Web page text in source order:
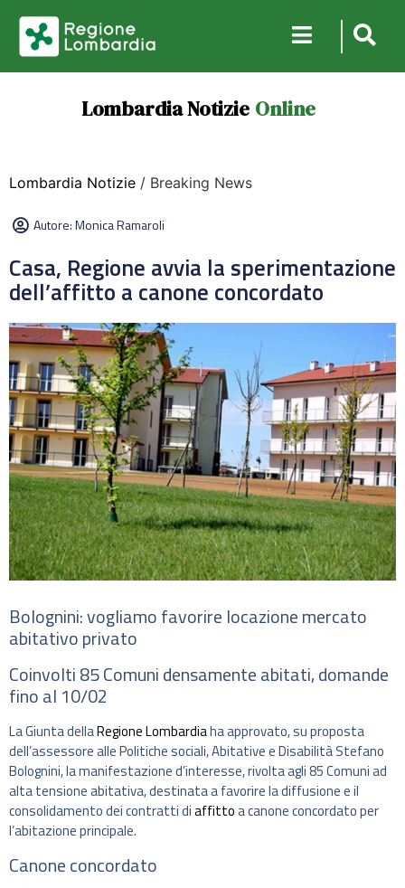
Lombardia Notizie Online
Lombardia Notizie / Breaking News
Autore:Monica Ramaroli
Casa, Regione avvia la sperimentazione
dell’affitto a canone concordato
Bolognini: vogliamo favorire locazione mercato
abitativo privato
Coinvolti 85 Comuni densamente abitati, domande
fino al 10/02
La Giunta dellaRegione Lombardiaha approvato, su proposta
dell’assessore alle Politiche sociali, Abitative e Disabilità Stefano
Bolognini, la manifestazione d’interesse, rivolta agli 85 Comuni ad
alta tensione abitativa, destinata a favorire la diffusione e il
consolidamento dei contratti diaffittoa canone concordato per
l’abitazione principale.
Canone concordato